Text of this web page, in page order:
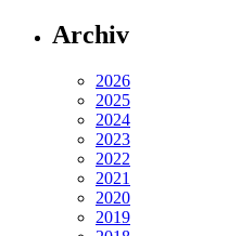
Archiv
2026
2025
2024
2023
2022
2021
2020
2019